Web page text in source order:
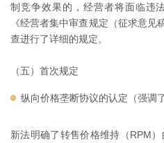
制竞争效果的，经营者将面临违
《经营者集中审查规定（征求意见
查进行了详细的规定。
（五）首次规定
纵向价格垄断协议的认定（强调
新法明确了转售价格维持（RPM